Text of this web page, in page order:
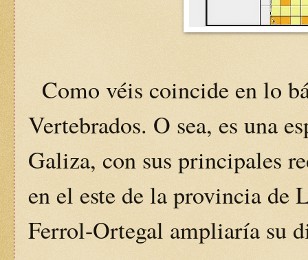
Como véis coincide en lo
Vertebrados. O sea, es una
Galiza, con sus principales
en el este de la provincia de
Ferrol-Ortegal ampliaría su